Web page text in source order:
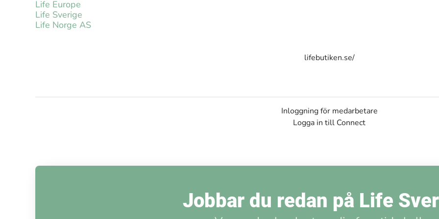
Life Europe
Life Sverige
Life Norge AS
lifebutiken.se/
Inloggning för medarbetare
Logga in till Connect
Jobbar du redan på Life